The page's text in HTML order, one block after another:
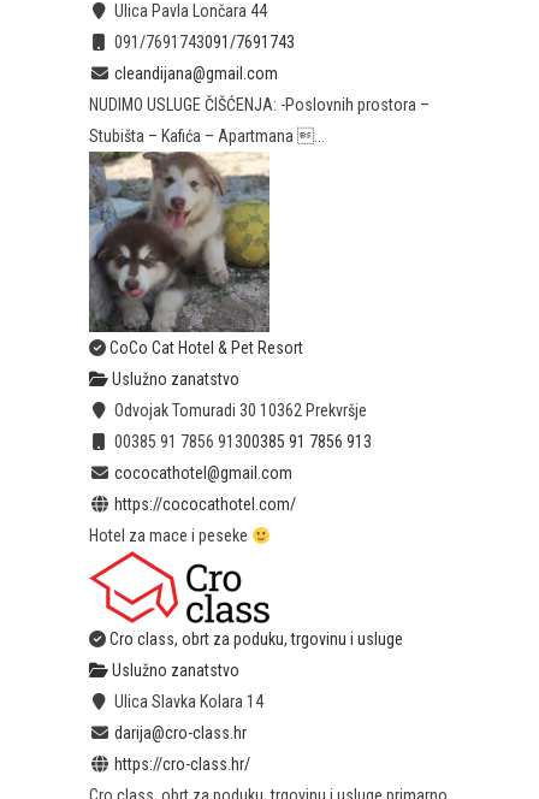
Ulica Pavla Lončara 44
091/7691743091/7691743
cleandijana@gmail.com
NUDIMO USLUGE ČIŠĆENJA: -Poslovnih prostora –
Stubišta – Kafića – Apartmana ...
CoCo Cat Hotel & Pet Resort
Uslužno zanatstvo
Odvojak Tomuradi 30 10362 Prekvršje
00385 91 7856 91300385 91 7856 913
cococathotel@gmail.com
https://cococathotel.com/
Hotel za mace i peseke
Cro class, obrt za poduku, trgovinu i usluge
Uslužno zanatstvo
Ulica Slavka Kolara 14
darija@cro-class.hr
https://cro-class.hr/